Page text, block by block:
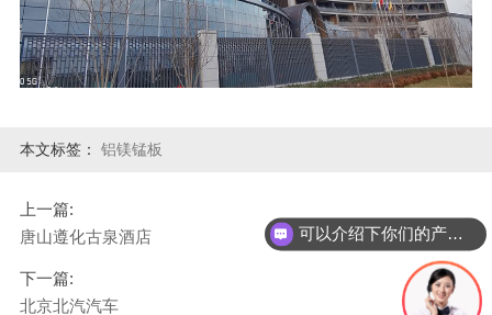
本文标签： 铝镁锰板
上一篇:
唐山遵化古泉酒店
下一篇:
北京北汽汽车
可以介绍下你们的产品么？